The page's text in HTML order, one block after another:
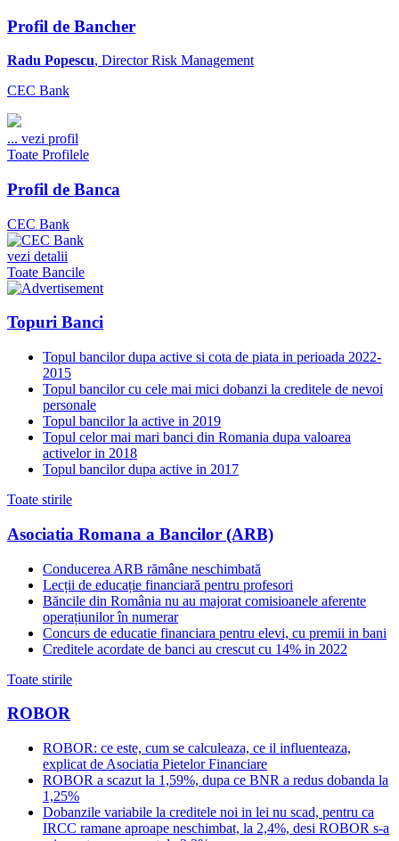
Profil de Bancher
Radu Popescu, Director Risk Management
CEC Bank
... vezi profil
Toate Profilele
Profil de Banca
CEC Bank
vezi detalii
Toate Bancile
Topuri Banci
Topul bancilor dupa active si cota de piata in perioada 2022-
2015
Topul bancilor cu cele mai mici dobanzi la creditele de nevoi
personale
Topul bancilor la active in 2019
Topul celor mai mari banci din Romania dupa valoarea
activelor in 2018
Topul bancilor dupa active in 2017
Toate stirile
Asociatia Romana a Bancilor (ARB)
Conducerea ARB rămâne neschimbată
Lecții de educație financiară pentru profesori
Băncile din România nu au majorat comisioanele aferente
operațiunilor în numerar
Concurs de educatie financiara pentru elevi, cu premii in bani
Creditele acordate de banci au crescut cu 14% in 2022
Toate stirile
ROBOR
ROBOR: ce este, cum se calculeaza, ce il influenteaza,
explicat de Asociatia Pietelor Financiare
ROBOR a scazut la 1,59%, dupa ce BNR a redus dobanda la
1,25%
Dobanzile variabile la creditele noi in lei nu scad, pentru ca
IRCC ramane aproape neschimbat, la 2,4%, desi ROBOR s-a